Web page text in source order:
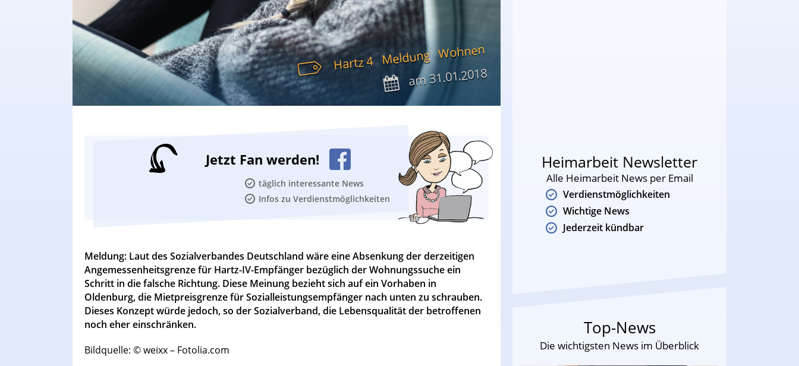
Hartz 4 Meldung Wohnen
am31.01.2018
Jetzt Fan werden!
täglich interessante News
Infos zu Verdienstmöglichkeiten
Meldung: Laut des Sozialverbandes Deutschland wäre eine Absenkung der derzeitigen
Angemessenheitsgrenze für Hartz-IV-Empfänger bezüglich der Wohnungssuche ein
Schritt in die falsche Richtung. Diese Meinung bezieht sich auf ein Vorhaben in
Oldenburg, die Mietpreisgrenze für Sozialleistungsempfänger nach unten zu schrauben.
Dieses Konzept würde jedoch, so der Sozialverband, die Lebensqualität der betroffenen
noch eher einschränken.
Bildquelle: © weixx – Fotolia.com
Heimarbeit Newsletter
Alle Heimarbeit News per Email
Verdienstmöglichkeiten
Wichtige News
Jederzeit kündbar
Top-News
Die wichtigsten News im Überblick